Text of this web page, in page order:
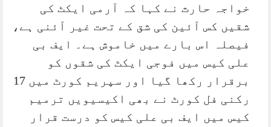
خواجہ حارث نے کہا کہ آرمی ایکٹ کی
شقیں کس آئین کی شق کے تحت غیر آئنی ہے،
فیصلہ اس بارے میں خاموش ہے۔ ایف بی
علی کیس میں فوجی ایکٹ کی شقوں کو
برقرار رکھا گیا اور سپریم کورٹ میں 17
رکنی فل کورٹ نے بھی اکیسیویں ترمیم
کیس میں ایف بی علی کیس کو درست قرار